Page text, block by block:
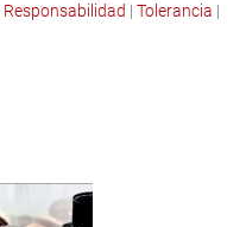
Responsabilidad | Tolerancia |